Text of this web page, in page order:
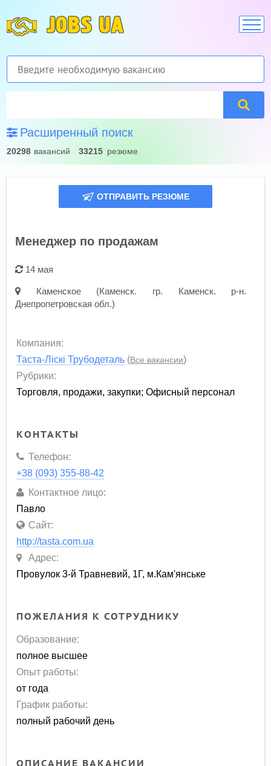
JOBS UA
Расширенный поиск
20298 вакансий 33215 резюме
ОТПРАВИТЬ РЕЗЮМЕ
Менеджер по продажам
14 мая
Каменское (Каменск. гр. Каменск. р-н.
Днепропетровская обл.)
Компания:
Таста-Ліскі Трубодеталь (Все вакансии)
Рубрики:
Торговля, продажи, закупки;Офисный персонал
КОНТАКТЫ
Телефон:
+38 (093) 355-88-42
Контактное лицо:
Павло
Сайт:
http://tasta.com.ua
Адрес:
Провулок 3-й Травневий, 1Г, м.Кам'янське
ПОЖЕЛАНИЯ К СОТРУДНИКУ
Образование:
полное высшее
Опыт работы:
от года
График работы:
полный рабочий день
ОПИСАНИЕ ВАКАНСИИ